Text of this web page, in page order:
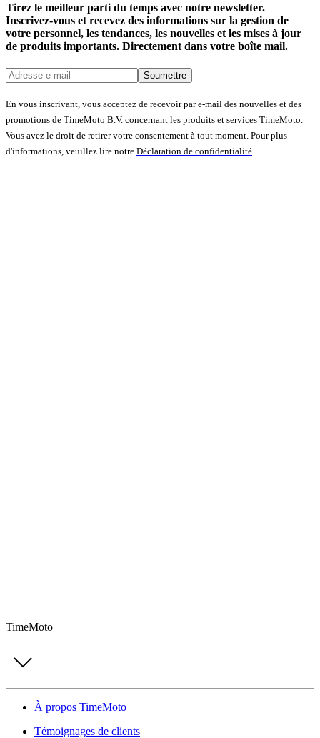
Tirez le meilleur parti du temps avec notre newsletter.
Inscrivez-vous et recevez des informations sur la gestion de
votre personnel, les tendances, les nouvelles et les mises à jour
de produits importants. Directement dans votre boîte mail.
Soumettre
En vous inscrivant, vous acceptez de recevoir par e-mail des nouvelles et des
promotions de TimeMoto B.V. concernant les produits et services TimeMoto.
Vous avez le droit de retirer votre consentement à tout moment. Pour plus
d'informations, veuillez lire notre Déclaration de confidentialité.
TimeMoto
À propos TimeMoto
Témoignages de clients